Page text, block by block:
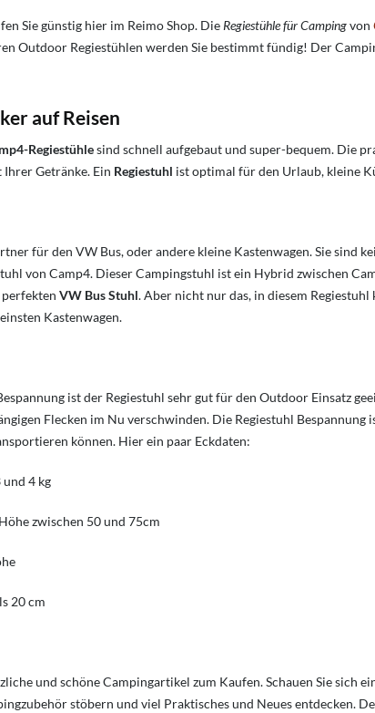
Sie günstig hier im Reimo Shop. Die Regiestühle für Campingvon
Outdoor Regiestühlen werden Sie bestimmt fündig! Der
auf Reisen
Regiestühlesind schnell aufgebaut und super-bequem. Die
Getränke. Ein Regiestuhl ist optimal für den Urlaub, kleine
für den VW Bus, oder andere kleine Kastenwagen. Sie sind
von Camp4. Dieser Campingstuhl ist ein Hybrid zwischen
perfekten VW Bus Stuhl. Aber nicht nur das, in diesem
Kastenwagen.
ist der Regiestuhl sehr gut für den Outdoor Einsatz
Flecken im Nu verschwinden. Die Regiestuhl
können. Hier ein paar Eckdaten:
4 kg
zwischen 50 und 75cm
20 cm
und schöne Campingartikel zum Kaufen. Schauen Sie sich
stöbern und viel Praktisches und Neues entdecken.